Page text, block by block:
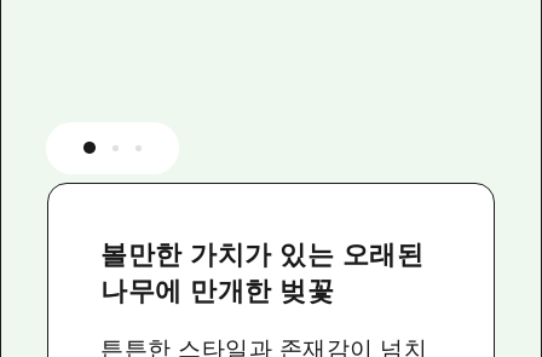
볼만한 가치가 있는 오래된
나무에 만개한 벚꽃
튼튼한 스타일과 존재감이 넘치